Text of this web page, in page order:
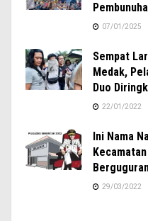
07/01/2025
Sempat
Medak,
Duo
22/01/2022
Ini Nama
29/03/2022